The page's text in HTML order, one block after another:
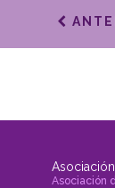
Asociación